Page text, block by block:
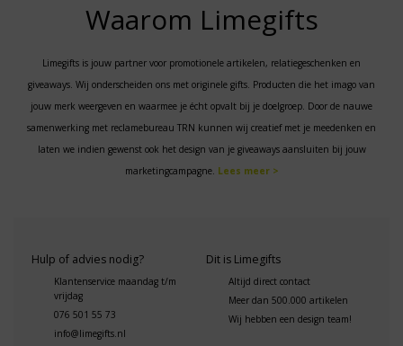
Waarom Limegifts
Limegifts is jouw partner voor promotionele artikelen, relatiegeschenken en
giveaways. Wij onderscheiden ons met originele gifts. Producten die het imago van
jouw merk weergeven en waarmee je écht opvalt bij je doelgroep. Door de nauwe
samenwerking met reclamebureau TRN kunnen wij creatief met je meedenken en
laten we indien gewenst ook het design van je giveaways aansluiten bij jouw
marketingcampagne. Lees meer >
Hulp of advies nodig?
Klantenservice maandag t/m
vrijdag
076 501 55 73
info@limegifts.nl
Dit is Limegifts
Altijd direct contact
Meer dan 500.000 artikelen
Wij hebben een design team!